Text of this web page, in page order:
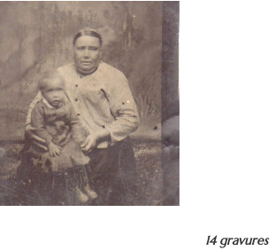
14 gravures